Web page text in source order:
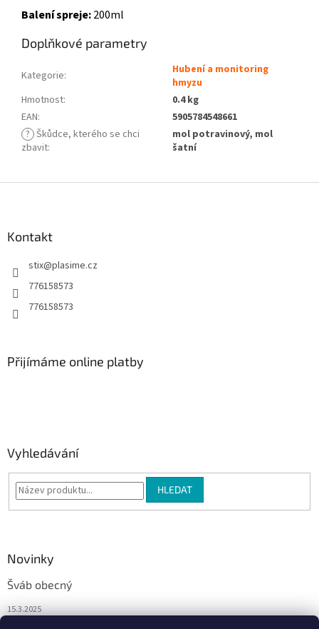
Balení spreje:200ml
Doplňkové parametry
Kategorie:
Hubení a monitoring
hmyzu
Hmotnost:
0.4 kg
EAN:
5905784548661
? Škůdce, kterého se chci
zbavit:
mol potravinový, mol
šatní
Kontakt
stix@plasime.cz
776158573
776158573
Přijímáme online platby
Vyhledávání
HLEDAT
Novinky
Šváb obecný
15.3.2025